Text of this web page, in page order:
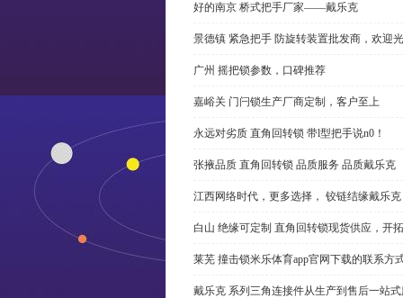
好的南京 桥式把手厂家——戴乐克
景德镇 紧急把手 防旋转装置批发商，欢迎
广州 摇把锁参数，口碑推荐
嘉峪关 门闩锁生产厂商定制，客户至上
永远对劣质 直角回转锁 带l型把手说n0！
张掖品质 直角回转锁 品质服务 品质戴乐克
江西网络时代，更多选择， 铰链结缘戴乐克
白山 绝缘可定制 直角回转锁现货供应，开
莱芜 撞击锁米乐体育app官网下载的联系方
戴乐克 系列三角连接件从生产到售后一站